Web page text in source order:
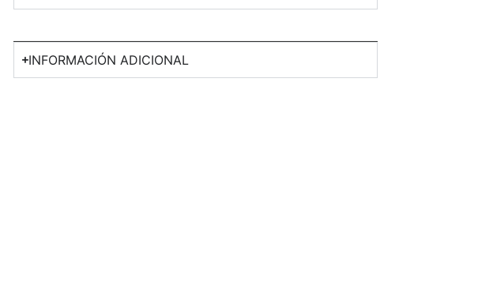
INFORMACIÓN ADICIONAL